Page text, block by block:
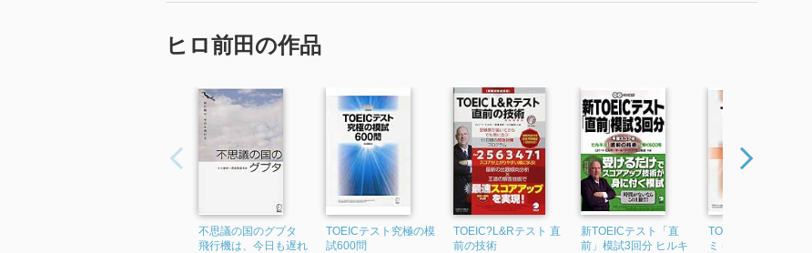
ヒロ前田の作品
不思議の国のグプタ
飛行機は、今日も遅れ
TOEICテスト究極の模
試600問
TOEIC?L&Rテスト 直
前の技術
新TOEICテスト「直
前」模試3回分 ヒルキ
TOEICテスト究極のゼ
ミ (Part7)